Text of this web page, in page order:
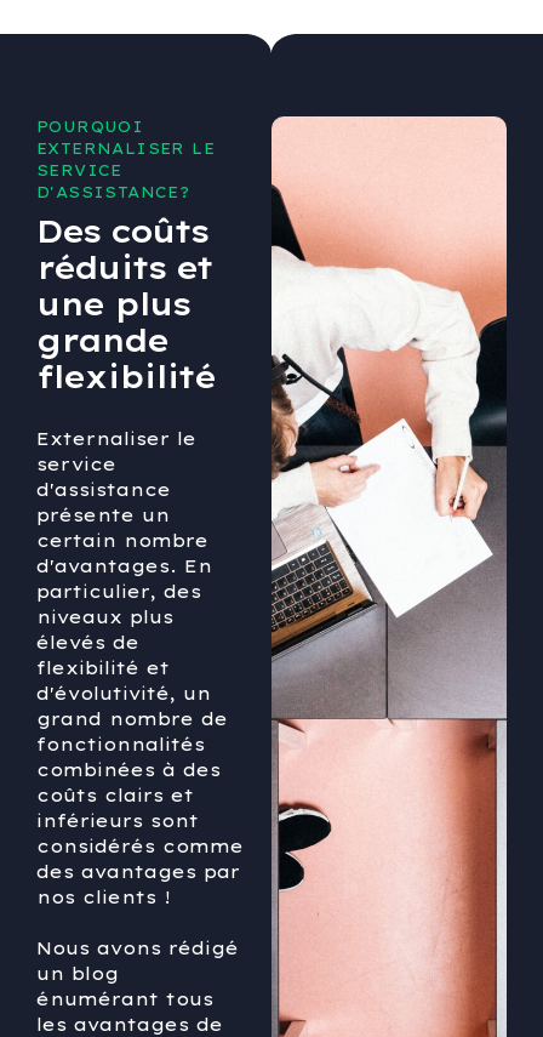
POURQUOI
EXTERNALISER LE
SERVICE
D'ASSISTANCE?
Des coûts
réduits et
une plus
grande
flexibilité
Externaliser le
service
d'assistance
présente un
certain nombre
d'avantages. En
particulier, des
niveaux plus
élevés de
flexibilité et
d'évolutivité, un
grand nombre de
fonctionnalités
combinées à des
coûts clairs et
inférieurs sont
considérés comme
des avantages par
nos clients !
Nous avons rédigé
un blog
énumérant tous
les avantages de